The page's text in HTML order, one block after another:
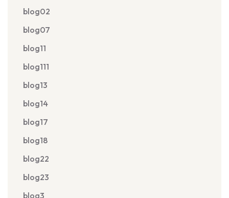
blog02
blog07
blog11
blog111
blog13
blog14
blog17
blog18
blog22
blog23
blog3